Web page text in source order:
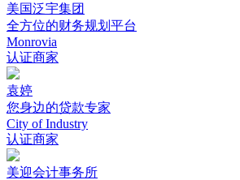
美国泛宇集团
全方位的财务规划平台
Monrovia
认证商家
袁婷
您身边的贷款专家
City of Industry
认证商家
美迎会计事务所